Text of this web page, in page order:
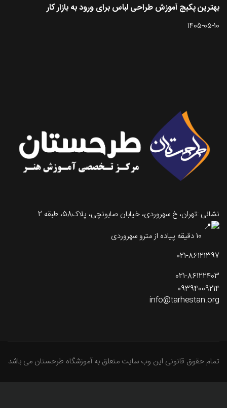
بهترین پکیج آموزش طراحی لباس برای ورود به بازار کار
1405-05-10
نشانی :تهران، خ سهروردی، خیابان صابونچی، پلاک58، طبقه 2
021-86121397
021-86122403
09394009214
info@tarhestan.org
تمام حقوق قانونی این وب سایت متعلق به آموزشگاه طرحستان می باشد